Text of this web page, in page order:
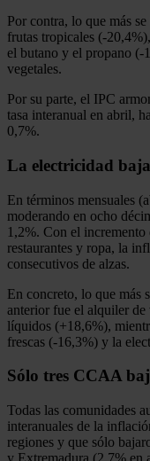
Por contra, lo que más
frutas tropicales (-
el butano y el propano (-
vegetales.
Por su parte, el IPC
tasa interanual en abril,
0,7%.
La electricidad
En términos mensuales
moderando en ocho
1,2%. Con el
restaurantes y ropa, la
consecutivos de alzas.
En concreto, lo que más
anterior fue el alquiler
líquidos (+18,6%),
frescas (-16,3%) y la
Sólo tres CCAA
Todas las comunidades
interanuales de la
regiones y que sólo
y Extremadura (2,7% en